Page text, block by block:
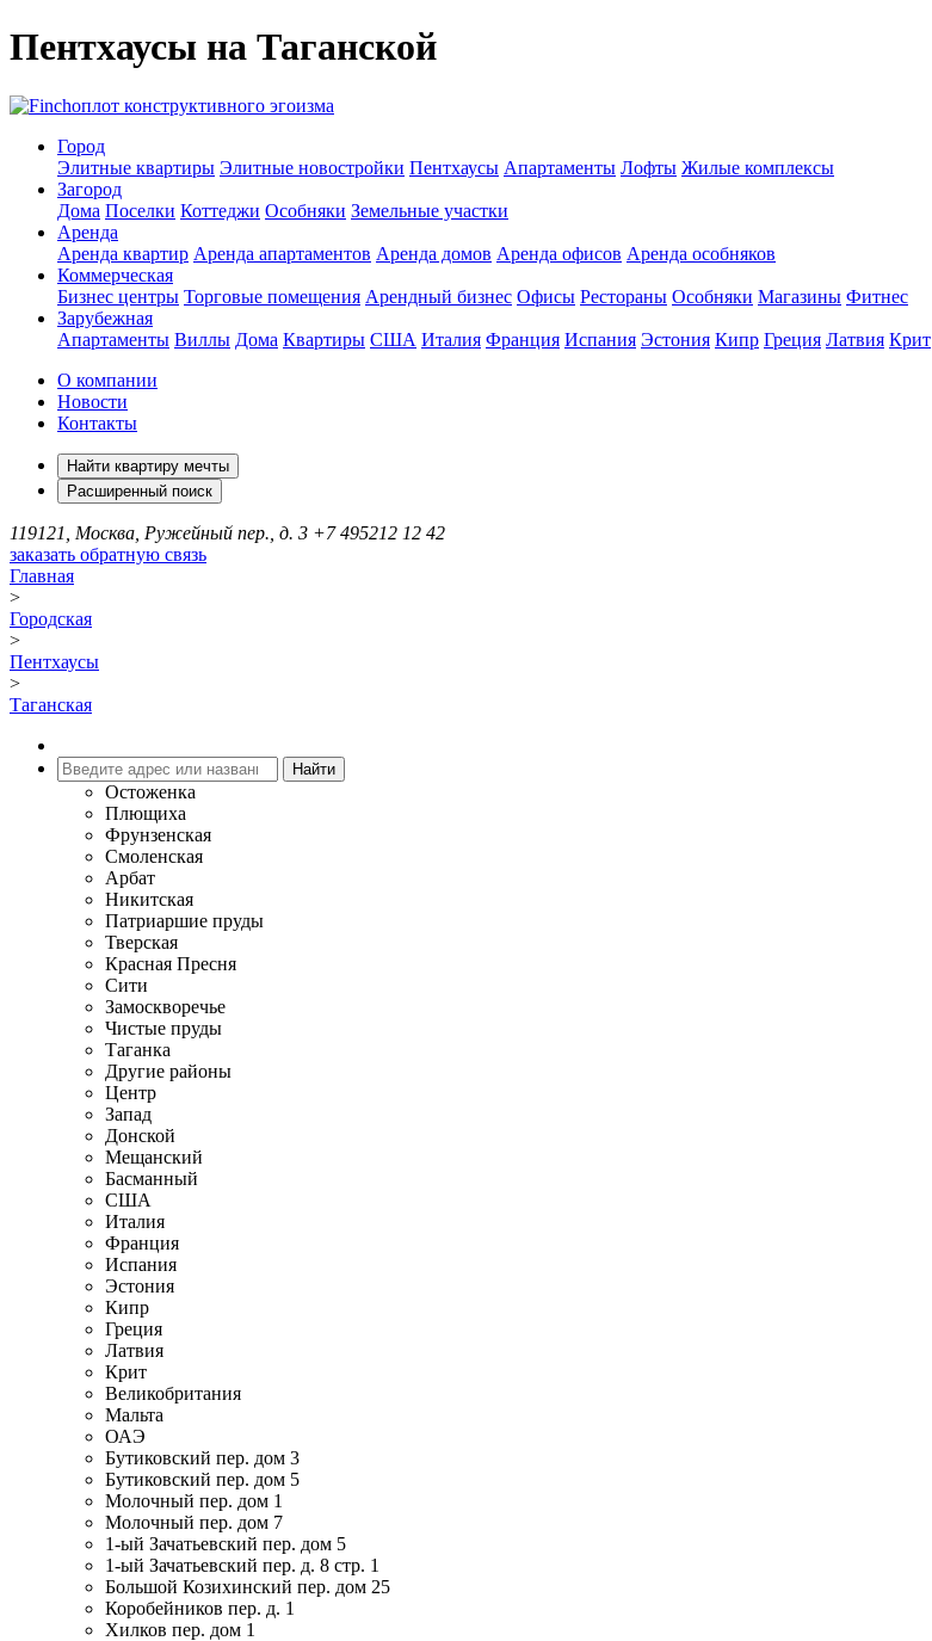
Пентхаусы на Таганской
оплот конструктивного эгоизма
Город
Элитные квартиры Элитные новостройки Пентхаусы Апартаменты Лофты Жилые комплексы
Загород
Дома Поселки Коттеджи Особняки Земельные участки
Аренда
Аренда квартир Аренда апартаментов Аренда домов Аренда офисов Аренда особняков
Коммерческая
Бизнес центры Торговые помещения Арендный бизнес Офисы Рестораны Особняки Магазины Фитнес
Зарубежная
Апартаменты Виллы Дома Квартиры США Италия Франция Испания Эстония Кипр Греция Латвия Крит
О компании
Новости
Контакты
Найти квартиру мечты
Расширенный поиск
119121, Москва, Ружейный пер., д. 3 +7 495212 12 42
заказать обратную связь
Главная
>
Городская
>
Пентхаусы
>
Таганская
Остоженка
Плющиха
Фрунзенская
Смоленская
Арбат
Никитская
Патриаршие пруды
Тверская
Красная Пресня
Сити
Замоскворечье
Чистые пруды
Таганка
Другие районы
Центр
Запад
Донской
Мещанский
Басманный
США
Италия
Франция
Испания
Эстония
Кипр
Греция
Латвия
Крит
Великобритания
Мальта
ОАЭ
Бутиковский пер. дом 3
Бутиковский пер. дом 5
Молочный пер. дом 1
Молочный пер. дом 7
1-ый Зачатьевский пер. дом 5
1-ый Зачатьевский пер. д. 8 стр. 1
Большой Козихинский пер. дом 25
Коробейников пер. д. 1
Хилков пер. дом 1